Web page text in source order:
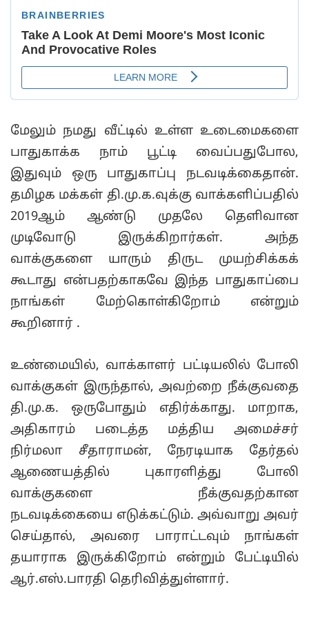
மேலும் நமது வீட்டில் உள்ள உடைமைகளை
பாதுகாக்க நாம் பூட்டி வைப்பதுபோல,
இதுவும் ஒரு பாதுகாப்பு நடவடிக்கைதான்.
தமிழக மக்கள் தி.மு.க.வுக்கு வாக்களிப்பதில்
2019ஆம் ஆண்டு முதலே தெளிவான
முடிவோடு இருக்கிறார்கள். அந்த
வாக்குகளை யாரும் திருட முயற்சிக்கக்
கூடாது என்பதற்காகவே இந்த பாதுகாப்பை
நாங்கள் மேற்கொள்கிறோம் என்றும்
கூறினார் .
உண்மையில், வாக்காளர் பட்டியலில் போலி
வாக்குகள் இருந்தால், அவற்றை நீக்குவதை
தி.மு.க. ஒருபோதும் எதிர்க்காது. மாறாக,
அதிகாரம் படைத்த மத்திய அமைச்சர்
நிர்மலா சீதாராமன், நேரடியாக தேர்தல்
ஆணையத்தில் புகாரளித்து போலி
வாக்குகளை நீக்குவதற்கான
நடவடிக்கையை எடுக்கட்டும். அவ்வாறு அவர்
செய்தால், அவரை பாராட்டவும் நாங்கள்
தயாராக இருக்கிறோம் என்றும் பேட்டியில்
ஆர்.எஸ்.பாரதி தெரிவித்துள்ளார்.